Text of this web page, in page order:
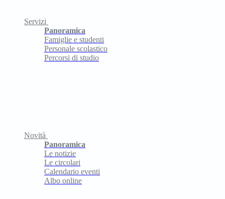
Servizi
Panoramica
Famiglie e studenti
Personale scolastico
Percorsi di studio
Novità
Panoramica
Le notizie
Le circolari
Calendario eventi
Albo online